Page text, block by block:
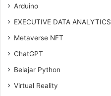
Arduino
EXECUTIVE DATA ANALYTICS
Metaverse NFT
ChatGPT
Belajar Python
Virtual Reality